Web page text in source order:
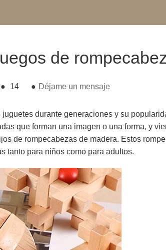
de
● 14 ● Déjame un mensaje
durante generaciones y su
que forman una imagen o una forma, y
de rompecabezas de madera. Estos
tanto para niños como para adultos.